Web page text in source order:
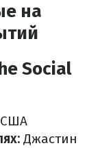
на
Social
США
Джастин